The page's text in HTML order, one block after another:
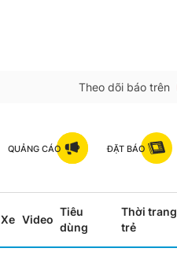
Theo dõi báo trên
QUẢNG CÁO ĐẶT BÁO
Xe Video
Tiêu
dùng
Thời trang
trẻ